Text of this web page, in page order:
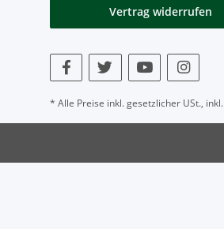
Vertrag widerrufen
* Alle Preise inkl. gesetzlicher USt., inkl.